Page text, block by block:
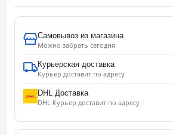
Самовывоз из магазина
Можно забрать сегодня
Курьерская доставка
Курьер доставит по адресу
DHL Доставка
DHL Курьер доставит по адресу